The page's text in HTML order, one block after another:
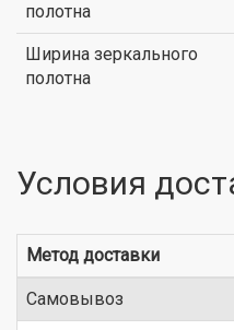
полотна
Ширина зеркального
полотна
Условия
Метод доставки
Самовывоз